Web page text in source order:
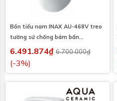
Bồn tiểu nam INAX AU-468V treo
tường sứ chống bám bẩn
AquaCeramic xả ngoài (AU468V)
6.491.874₫ 6.700.000₫
(-3%)